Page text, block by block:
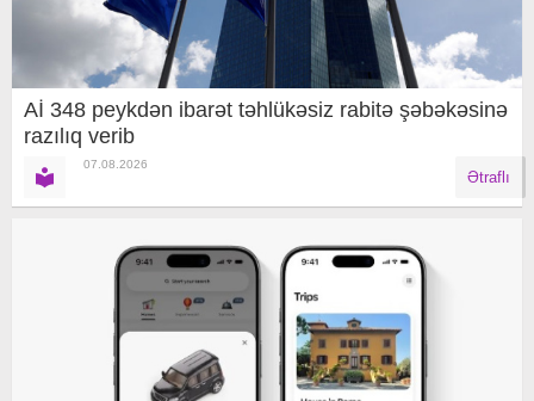
Aİ 348 peykdən ibarət təhlükəsiz rabitə şəbəkəsinə
razılıq verib
07.08.2026
Ətraflı